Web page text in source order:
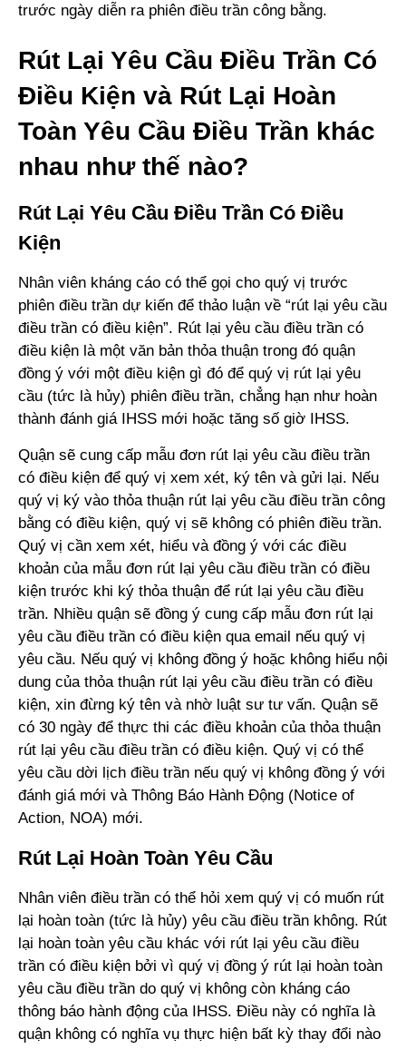
trước ngày diễn ra phiên điều trần công bằng.
Rút Lại Yêu Cầu Điều Trần Có
Điều Kiện và Rút Lại Hoàn
Toàn Yêu Cầu Điều Trần khác
nhau như thế nào?
Rút Lại Yêu Cầu Điều Trần Có Điều
Kiện
Nhân viên kháng cáo có thể gọi cho quý vị trước
phiên điều trần dự kiến để thảo luận về “rút lại yêu cầu
điều trần có điều kiện”. Rút lại yêu cầu điều trần có
điều kiện là một văn bản thỏa thuận trong đó quận
đồng ý với một điều kiện gì đó để quý vị rút lại yêu
cầu (tức là hủy) phiên điều trần, chẳng hạn như hoàn
thành đánh giá IHSS mới hoặc tăng số giờ IHSS.
Quận sẽ cung cấp mẫu đơn rút lại yêu cầu điều trần
có điều kiện để quý vị xem xét, ký tên và gửi lại. Nếu
quý vị ký vào thỏa thuận rút lại yêu cầu điều trần công
bằng có điều kiện, quý vị sẽ không có phiên điều trần.
Quý vị cần xem xét, hiểu và đồng ý với các điều
khoản của mẫu đơn rút lại yêu cầu điều trần có điều
kiện trước khi ký thỏa thuận để rút lại yêu cầu điều
trần. Nhiều quận sẽ đồng ý cung cấp mẫu đơn rút lại
yêu cầu điều trần có điều kiện qua email nếu quý vị
yêu cầu. Nếu quý vị không đồng ý hoặc không hiểu nội
dung của thỏa thuận rút lại yêu cầu điều trần có điều
kiện, xin đừng ký tên và nhờ luật sư tư vấn. Quận sẽ
có 30 ngày để thực thi các điều khoản của thỏa thuận
rút lại yêu cầu điều trần có điều kiện. Quý vị có thể
yêu cầu dời lịch điều trần nếu quý vị không đồng ý với
đánh giá mới và Thông Báo Hành Động (Notice of
Action, NOA) mới.
Rút Lại Hoàn Toàn Yêu Cầu
Nhân viên điều trần có thể hỏi xem quý vị có muốn rút
lại hoàn toàn (tức là hủy) yêu cầu điều trần không. Rút
lại hoàn toàn yêu cầu khác với rút lại yêu cầu điều
trần có điều kiện bởi vì quý vị đồng ý rút lại hoàn toàn
yêu cầu điều trần do quý vị không còn kháng cáo
thông báo hành động của IHSS. Điều này có nghĩa là
quận không có nghĩa vụ thực hiện bất kỳ thay đổi nào